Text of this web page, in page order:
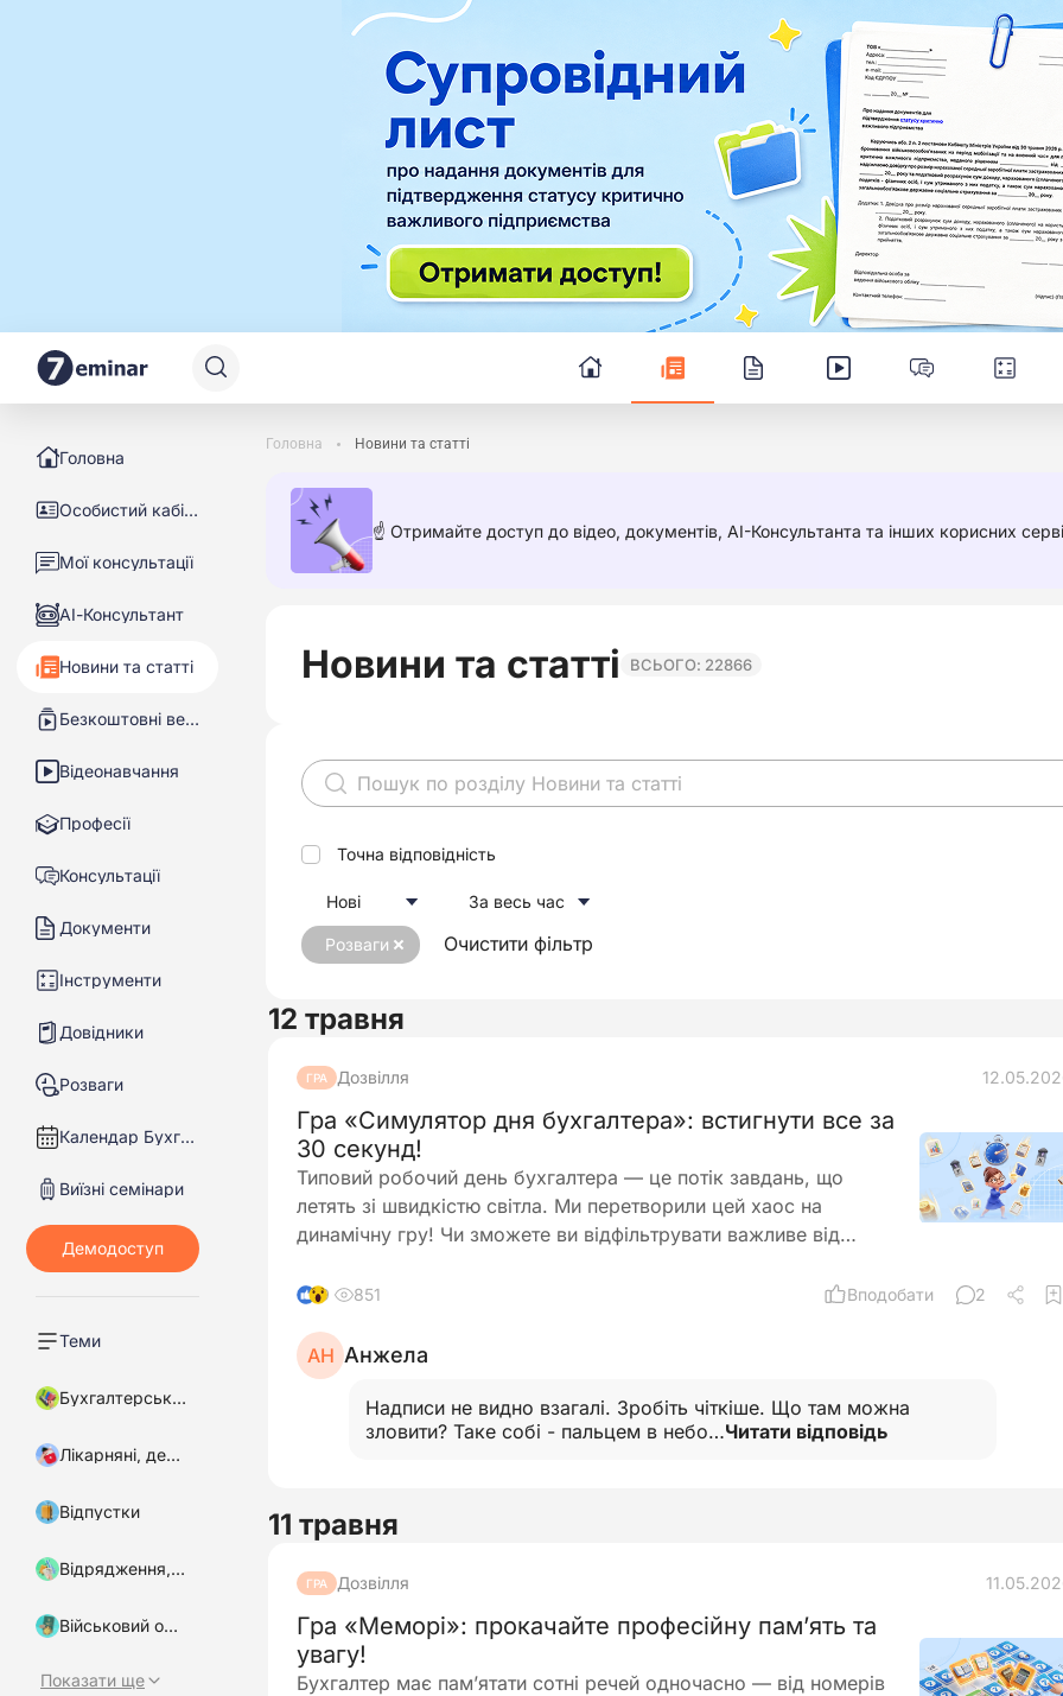
Головна
Особистий кабінет
Мої консультації
АІ-Консультант
Новини та статті
Безкоштовні вебінари
Відеонавчання
Професії
Консультації
Документи
Інструменти
Довідники
Розваги
Календар Бухгалтера
Виїзні семінари
Теми
Бухгалтерський облік
Лікарняні, декретні
Відпустки
Відрядження, підзвітні кошти
Військовий облік, бронювання
Показати ще
Головна Новини та статті
☝️ Отримайте доступ до відео, документів, AI-Консультанта та інших корисних
Новини та статті ВСЬОГО: 22866
Точна відповідність
Нові За весь час
Розваги Очистити фільтр
12 травня
ГРА Дозвілля
Гра «Симулятор дня бухгалтера»: встигнути все за
30 секунд!
Типовий робочий день бухгалтера — це потік завдань, що
летять зі швидкістю світла. Ми перетворили цей хаос на
динамічну гру! Чи зможете ви відфільтрувати важливе від…
9 851 Вподобати 2
АН Анжела
Надписи не видно взагалі. Зробіть чіткіше. Що там можна
зловити? Таке собі - пальцем в небо…Читати відповідь
11 травня
ГРА Дозвілля
Гра «Меморі»: прокачайте професійну пам’ять та
увагу!
Бухгалтер має пам’ятати сотні речей одночасно — від номерів